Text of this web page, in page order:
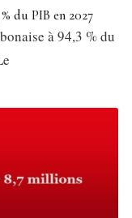
du PIB en 2027
à 94,3 % du